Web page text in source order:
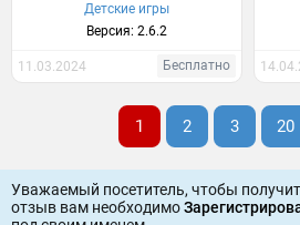
Детские игры
Версия: 2.6.2
11.03.2024 Бесплатно
1 2 3 20
Уважаемый посетитель, чтобы
отзыв вам необходимо